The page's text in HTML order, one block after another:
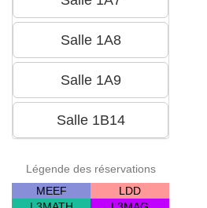
Légende des réservations
MEEF
LDD